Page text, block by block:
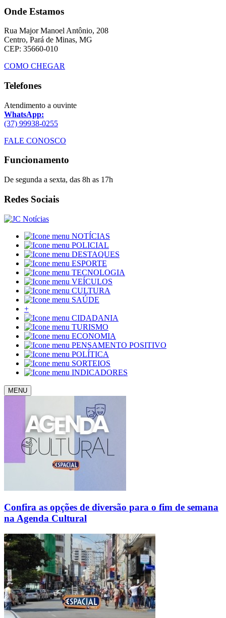
Onde Estamos
Rua Major Manoel Antônio, 208
Centro, Pará de Minas, MG
CEP: 35660-010
COMO CHEGAR
Telefones
Atendimento a ouvinte
WhatsApp:
(37) 99938-0255
FALE CONOSCO
Funcionamento
De segunda a sexta, das 8h as 17h
Redes Sociais
NOTÍCIAS
POLICIAL
DESTAQUES
ESPORTE
TECNOLOGIA
VEÍCULOS
CULTURA
SAÚDE
+
CIDADANIA
TURISMO
ECONOMIA
PENSAMENTO POSITIVO
POLÍTICA
SORTEIOS
INDICADORES
MENU
Confira as opções de diversão para o fim de semana
na Agenda Cultural